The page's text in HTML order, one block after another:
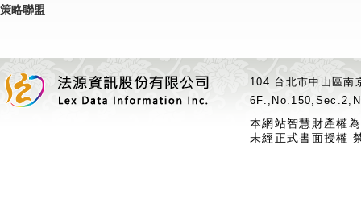
策略聯盟
104 台北市中山區
本網站智慧財產權
未經正式書面授權